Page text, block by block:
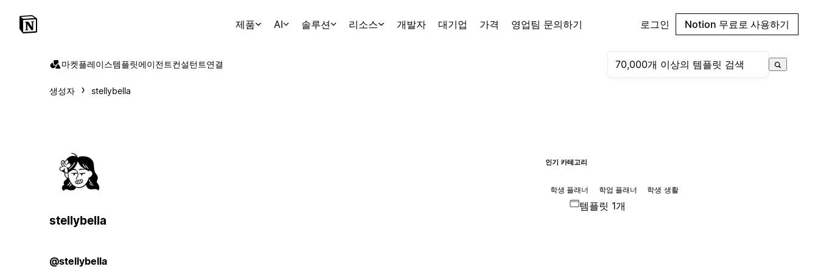
제품 AI 솔루션 리소스 개발자 대기업 가격 영업팀 문의하기 로그인 Notion 무료로 사용하기
마켓플레이스템플릿에이전트컨설턴트연결
생성자 stellybella
stellybella
@stellybella
인기 카테고리
학생 플래너 학업 플래너 학생 생활
템플릿 1개